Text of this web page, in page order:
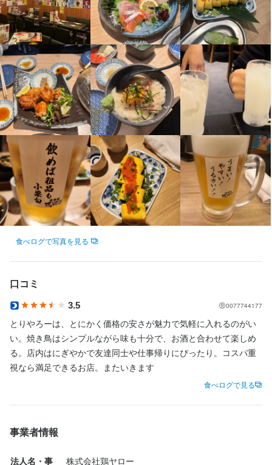
食べログで写真を見る
口コミ
3.5 0077744177
とりやろーは、とにかく価格の安さが魅力で気軽に入れるのがい
い。焼き鳥はシンプルながら味も十分で、お酒と合わせて楽しめ
る。店内はにぎやかで友達同士や仕事帰りにぴったり。コスパ重
視なら満足できるお店。またいきます
食べログで見る
事業者情報
法人名・事 株式会社鶏ヤロー
店舗には基本社員2名体制なので、土日祝なども相談し合いながら
休めます！
だから、有休消化率100％！
働き方も多様性の時代！
自分を一番大事にした働き方を、一緒に探していきましょう！
月8日以上休みあり 完全週休2日制 産休・育休制度あり
年末年始休暇あり
特別休暇あり
待遇
・各種社会保険完備（雇用・労災・健康・厚生年金）
・交通費全額支給
・役職手当
・深夜勤務手当
・家賃手当（U・Iターン支援※社内規定あり）
・家族手当（子供の人数で変動）
・社宅用意可能→初期費用全額会社負担
・引っ越し代支給（社内規定あり）
・新店店長手当（3ヶ月：5万円/月）
・永年勤続手当
・物件手当→物件を見つけて実際に出店になった場合10万円支給
・食事手当
・おいしいまかない
・制服貸与
・社内表彰制度
・研修あり→社内研修・外部研修など
・従業員割引
・社内独立制度あり
・退職時の有給休暇の買取→消化しなかった分で法令を上回る日
■慶弔休暇（冠婚葬祭）
■出産休暇3日（配偶者の出産）
■産休育休
★【完全週休2日制+1日6時間勤務】の時短社員制度あり
★【しっかり休める＋週末休みもOK】
店舗には基本社員2名体制なので、土日祝なども相談し合いながら
休めます！
だから、有休消化率100％！
働き方も多様性の時代！
自分を一番大事にした働き方を、一緒に探していきましょう！
月8日以上休みあり 完全週休2日制 産休・育休制度あり
年末年始休暇あり
特別休暇あり
待遇
・各種社会保険完備（雇用・労災・健康・厚生年金）
・交通費全額支給
・役職手当
・家賃手当（U・Iターン支援※社内規定あり）
・家族手当（子供の人数で変動）
・社宅用意可能→初期費用全額会社負担
・引っ越し代支給（社内規定あり）
・新店店長手当（3ヶ月：5万円/月）
・転勤手当→本人の希望に沿わない転勤はありません
・永年勤続手当
・おいしいまかない
・社内表彰制度
・研修あり→社内研修・外部研修など
店舗には基本社員2名体制なので、土日祝なども相談し合いながら
休めます！
だから、有休消化率100％！
働き方も多様性の時代！
自分を一番大事にした働き方を、一緒に探していきましょう！
月8日以上休みあり 完全週休2日制 産休・育休制度あり
年末年始休暇あり
特別休暇あり
待遇
・各種社会保険完備（雇用・労災・健康・厚生年金）
・交通費全額支給
・役職手当
・深夜勤務手当
・家賃手当（U・Iターン支援※社内規定あり）
・家族手当（子供の人数で変動）
・社宅用意可能→初期費用全額会社負担
・引っ越し代支給（社内規定あり）
・新店店長手当（3ヶ月：5万円/月）
・永年勤続手当
・物件手当→物件を見つけて実際に出店になった場合10万円支給
・食事手当
・おいしいまかない
・制服貸与
・社内表彰制度
・研修あり→社内研修・外部研修など
・従業員割引
・社内独立制度あり
・退職時の有給休暇の買取→消化しなかった分で法令を上回る日
■慶弔休暇（冠婚葬祭）
■出産休暇3日（配偶者の出産）
■産休育休
★【完全週休2日制+1日6時間勤務】の時短社員制度あり
★【しっかり休める＋週末休みもOK】
店舗には基本社員2名体制なので、土日祝なども相談し合いながら
休めます！
だから、有休消化率100％！
働き方も多様性の時代！
自分を一番大事にした働き方を、一緒に探していきましょう！
月8日以上休みあり 完全週休2日制 産休・育休制度あり
年末年始休暇あり
特別休暇あり
待遇
・各種社会保険完備（雇用・労災・健康・厚生年金）
・交通費全額支給
・役職手当
・家賃手当（U・Iターン支援※社内規定あり）
・家族手当（子供の人数で変動）
・社宅用意可能→初期費用全額会社負担
・引っ越し代支給（社内規定あり）
・新店店長手当（3ヶ月：5万円/月）
・転勤手当→本人の希望に沿わない転勤はありません
・永年勤続手当
・おいしいまかない
・社内表彰制度
・研修あり→社内研修・外部研修など